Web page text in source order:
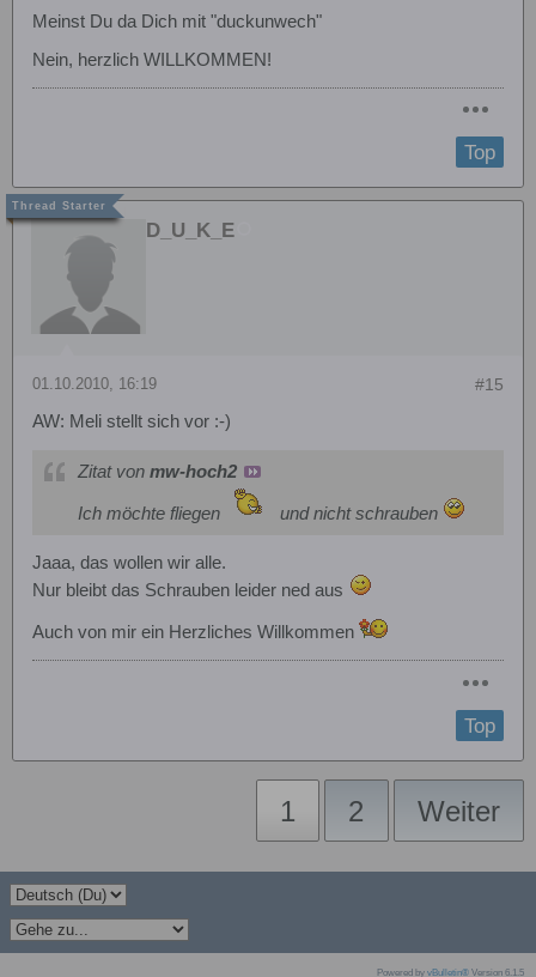
Meinst Du da Dich mit "duckunwech"
Nein, herzlich WILLKOMMEN!
Top
D_U_K_E
#15
01.10.2010, 16:19
AW: Meli stellt sich vor :-)
Zitat von mw-hoch2
Ich möchte fliegen und nicht schrauben
Jaaa, das wollen wir alle.
Nur bleibt das Schrauben leider ned aus
Auch von mir ein Herzliches Willkommen
Top
1 2 Weiter
Powered by vBulletin® Version 6.1.5